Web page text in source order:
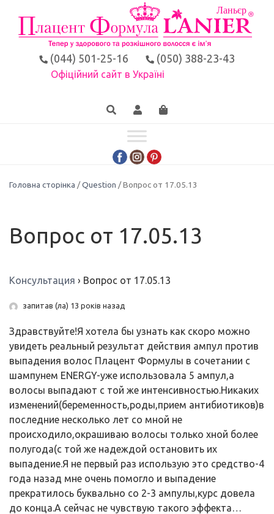
(044) 501-25-16 (050) 388-23-43
Офіційний сайт в Україні
Головна сторінка /Question / Вопрос от 17.05.13
Вопрос от 17.05.13
Консультация › Вопрос от 17.05.13
запитав (ла) 13 років назад
Здравствуйте!Я хотела бы узнать как скоро можно
увидеть реальный результат действия ампул против
выпадения волос Плацент Формулы в сочетании с
шампунем ENERGY-уже использовала 5 ампул,а
волосы выпадают с той же интенсивностью.Никаких
изменений(беременность,роды,прием антибиотиков)в
последние несколько лет со мной не
происходило,окрашиваю волосы только хной более
полугода(с той же надеждой остановить их
выпадение.Я не первый раз использую это средство-4
года назад мне очень помогло и выпадение
прекратилось буквально со 2-3 ампулы,курс довела
до конца.А сейчас не чувствую такого эффекта…